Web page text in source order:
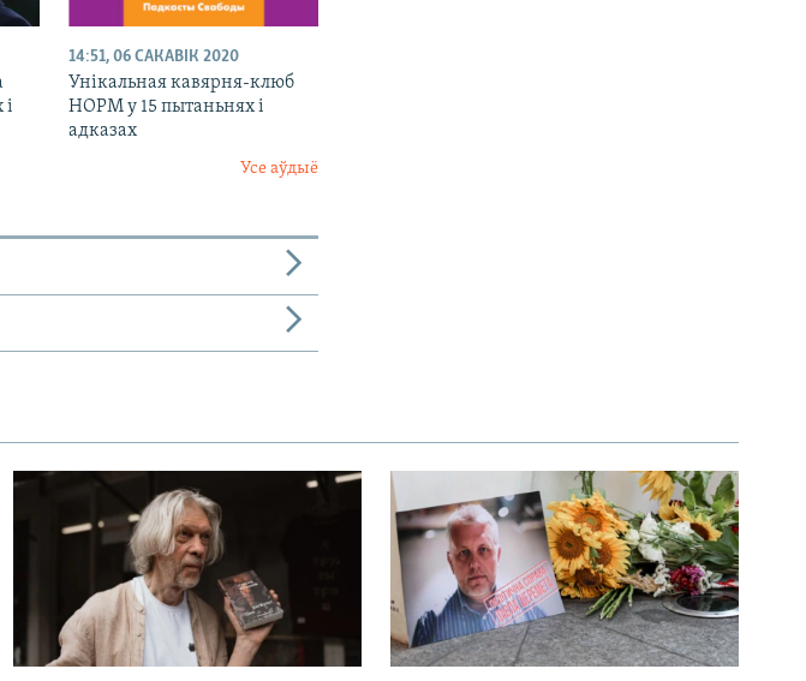
14:51, 06 САКАВІК 2020
Унікальная кавярня-клюб
НОРМ у 15 пытаньнях і
адказах
Усе аўдыё